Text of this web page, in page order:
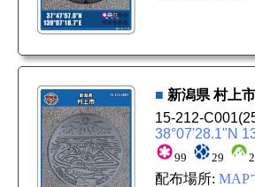
■ 新潟県村上市
15-212-C001
38°07'28.1"N
99 29
配布場所: MAP